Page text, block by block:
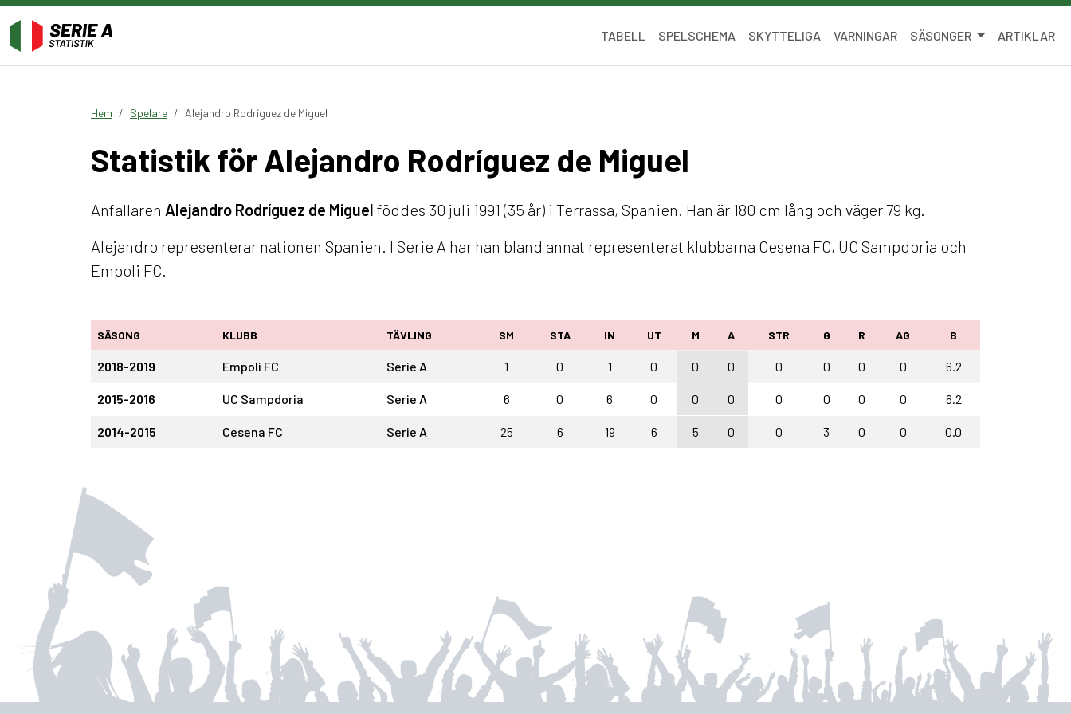
TABELL SPELSCHEMA SKYTTELIGA VARNINGAR SÄSONGER ARTIKLAR
Hem Spelare Alejandro Rodríguez de Miguel
Statistik för Alejandro Rodríguez de Miguel
Anfallaren Alejandro Rodríguez de Miguel föddes 30 juli 1991 (35 år) i Terrassa, Spanien. Han är 180 cm lång och väger 79 kg.
Alejandro representerar nationen Spanien. I Serie A har han bland annat representerat klubbarna Cesena FC, UC Sampdoria och
Empoli FC.
SÄSONG KLUBB TÄVLING SM STA IN UT M A STR G R AG B
2018-2019 Empoli FC Serie A 1 0 1 0 0 0 0 0 0 0 6.2
2015-2016 UC Sampdoria Serie A 6 0 6 0 0 0 0 0 0 0 6.2
2014-2015 Cesena FC Serie A 25 6 19 6 5 0 0 3 0 0 0.0